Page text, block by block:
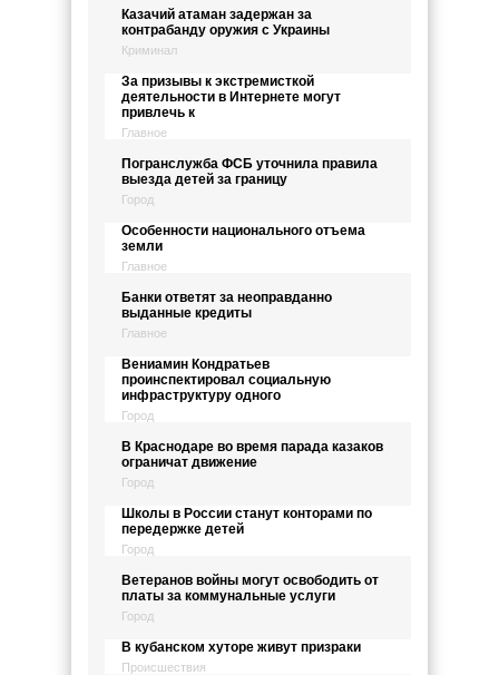
Казачий атаман задержан за
контрабанду оружия с Украины
Криминал
За призывы к экстремисткой
деятельности в Интернете могут
привлечь к
Главное
Погранслужба ФСБ уточнила правила
выезда детей за границу
Город
Особенности национального отъема
земли
Главное
Банки ответят за неоправданно
выданные кредиты
Главное
Вениамин Кондратьев
проинспектировал социальную
инфраструктуру одного
Город
В Краснодаре во время парада казаков
ограничат движение
Город
Школы в России станут конторами по
передержке детей
Город
Ветеранов войны могут освободить от
платы за коммунальные услуги
Город
В кубанском хуторе живут призраки
Происшествия